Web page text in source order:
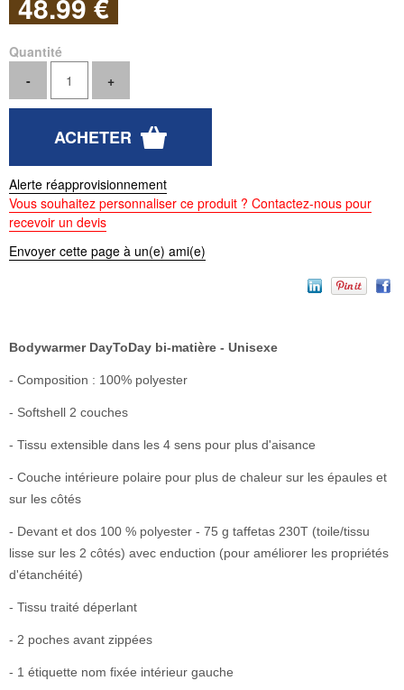
Quantité
Alerte réapprovisionnement
Vous souhaitez personnaliser ce produit ? Contactez-nous pour
recevoir un devis
Envoyer cette page à un(e) ami(e)
Bodywarmer DayToDay bi-matière - Unisexe
- Composition : 100% polyester
- Softshell 2 couches
- Tissu extensible dans les 4 sens pour plus d'aisance
- Couche intérieure polaire pour plus de chaleur sur les épaules et
sur les côtés
- Devant et dos 100 % polyester - 75 g taffetas 230T (toile/tissu
lisse sur les 2 côtés) avec enduction (pour améliorer les propriétés
d'étanchéité)
- Tissu traité déperlant
- 2 poches avant zippées
- 1 étiquette nom fixée intérieur gauche